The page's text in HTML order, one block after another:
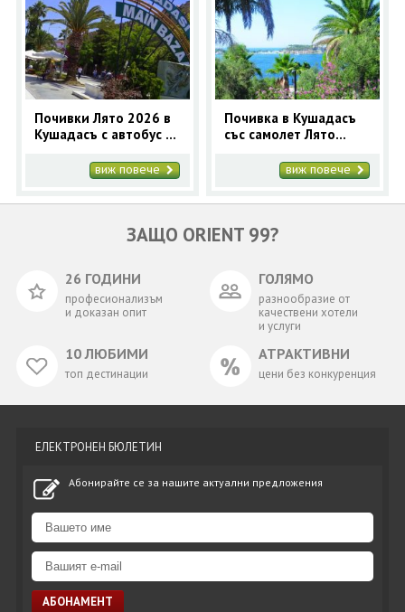
Почивки Лято 2026 в
Кушадасъ с автобус -
виж повече
Почивка в Кушадасъ
със самолет Лято
виж повече
ЗАЩО ORIENT 99?
26 ГОДИНИ
професионализъм
и доказан опит
ГОЛЯМО
разнообразие от
качествени хотели
и услуги
10 ЛЮБИМИ
топ дестинации
АТРАКТИВНИ
цени без конкуренция
ЕЛЕКТРОНЕН БЮЛЕТИН
Абонирайте се за нашите актуални предложения